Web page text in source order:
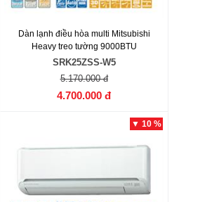
Dàn lạnh điều hòa multi Mitsubishi
Heavy treo tường 9000BTU
SRK25ZSS-W5
5.170.000 đ
4.700.000 đ
▼ 10 %